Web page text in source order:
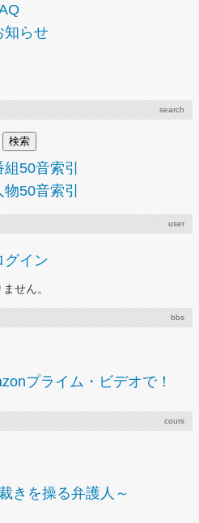
知らせ
search
組50音索引
物50音索引
user
グイン
せん。
bbs
プライム・ビデオで！
cours
きを操る弁護人～